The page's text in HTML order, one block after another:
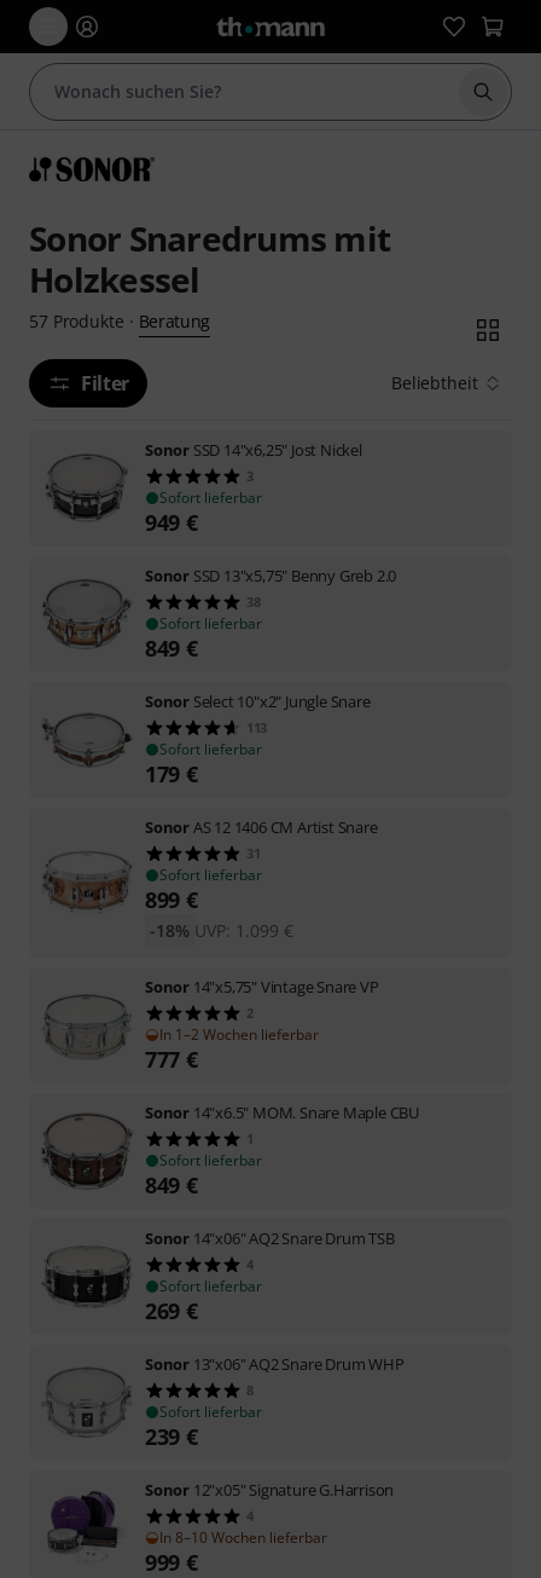
Suche
Sonor Snaredrums mit
Holzkessel
57 Produkte · Beratung
Filter Beliebtheit
Sonor SSD 14"x6,25" Jost Nickel
3
Sofort lieferbar
949 €
Sonor SSD 13"x5,75" Benny Greb 2.0
38
Sofort lieferbar
849 €
Sonor Select 10"x2" Jungle Snare
113
Sofort lieferbar
179 €
SonorAS 12 1406 CM Artist Snare
31
Sofort lieferbar
899 €
UVP: 1.099 €
-18%
Sonor 14"x5,75" Vintage Snare VP
2
In 1–2 Wochen lieferbar
777 €
Sonor 14"x6.5" MOM. Snare Maple CBU
1
Sofort lieferbar
849 €
Sonor 14"x06" AQ2 Snare Drum TSB
4
Sofort lieferbar
269 €
Sonor 13"x06" AQ2 Snare Drum WHP
8
Sofort lieferbar
239 €
Sonor 12"x05" Signature G.Harrison
4
In 8–10 Wochen lieferbar
999 €